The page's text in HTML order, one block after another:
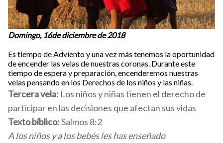
Domingo, 16de diciembre de 2018
Es tiempo de Adviento y una vez más tenemos la oportunidad
de encender las velas de nuestras coronas. Durante este
tiempo de espera y preparación, encenderemos nuestras
velas pensando en los Derechos de los niños y las niñas.
Tercera vela: Los niños y niñas tienen el derecho de
participar en las decisiones que afectan sus vidas
Texto bíblico:Salmos 8:2
A los niños y a los bebés les has enseñado